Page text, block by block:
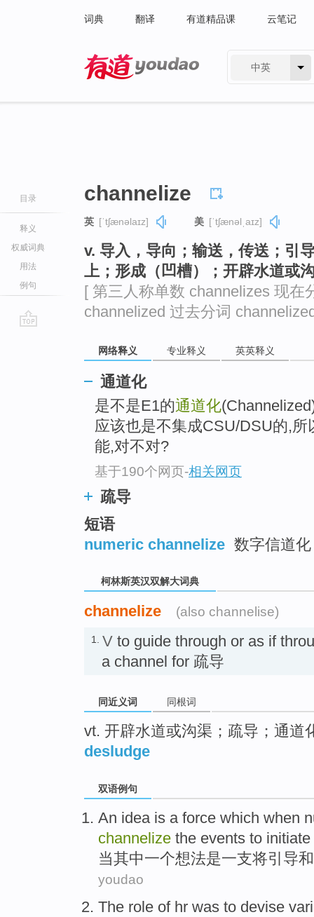
词典 翻译 有道精品课 云笔记
中英
目录
释义
权威词典
用法
例句
channelize
英 [ˈtʃænəlaɪz] 美 [ˈtʃænəlˌaɪz]
v. 导入，导向；输送，传送；引
上；形成（凹槽）；开辟水道或
[ 第三人称单数 channelizes 现在
channelized 过去分词
网络释义 专业释义 英英释义
通道化
是不是E1的通道化
应该也是不集成CSU/DSU的,
能,对不对?
基于190个网页-相关网页
疏导
短语
numeric channelize 数字信道化
柯林斯英汉双解大词典
channelize (also channelise)
1. V to guide through or as if
a channel for 疏导
同近义词 同根词
vt. 开辟水道或沟渠；疏导；通道
desludge
双语例句
An idea is a force which when
channelize the events to
当其中一个想法是一支将引导和
youdao
The role of hr was to devise